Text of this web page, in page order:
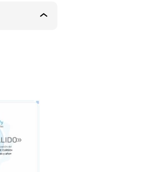
Certificación